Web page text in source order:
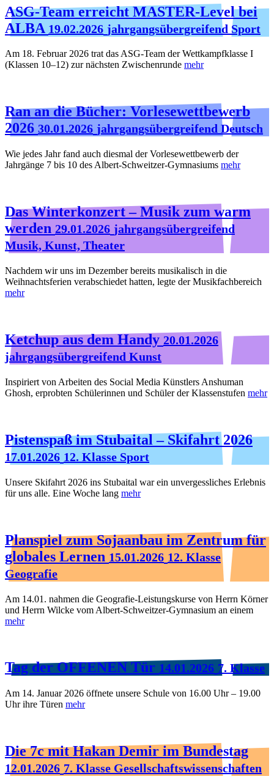
ASG-Team erreicht MASTER-Level bei
ALBA 19.02.2026 jahrgangsübergreifend Sport
Am 18. Februar 2026 trat das ASG-Team der Wettkampfklasse I
(Klassen 10–12) zur nächsten Zwischenrunde mehr
Ran an die Bücher: Vorlesewettbewerb
2026 30.01.2026 jahrgangsübergreifend Deutsch
Wie jedes Jahr fand auch diesmal der Vorlesewettbewerb der
Jahrgänge 7 bis 10 des Albert-Schweitzer-Gymnasiums mehr
Das Winterkonzert – Musik zum warm
werden 29.01.2026 jahrgangsübergreifend
Musik, Kunst, Theater
Nachdem wir uns im Dezember bereits musikalisch in die
Weihnachtsferien verabschiedet hatten, legte der Musikfachbereich
mehr
Ketchup aus dem Handy 20.01.2026
jahrgangsübergreifend Kunst
Inspiriert von Arbeiten des Social Media Künstlers Anshuman
Ghosh, erprobten Schülerinnen und Schüler der Klassenstufen mehr
Pistenspaß im Stubaital – Skifahrt 2026
17.01.2026 12. Klasse Sport
Unsere Skifahrt 2026 ins Stubaital war ein unvergessliches Erlebnis
für uns alle. Eine Woche lang mehr
Planspiel zum Sojaanbau im Zentrum für
globales Lernen 15.01.2026 12. Klasse
Geografie
Am 14.01. nahmen die Geografie-Leistungskurse von Herrn Körner
und Herrn Wilcke vom Albert-Schweitzer-Gymnasium an einem
mehr
Tag der OFFENEN Tür 14.01.2026 7. Klasse
Am 14. Januar 2026 öffnete unsere Schule von 16.00 Uhr – 19.00
Uhr ihre Türen mehr
Die 7c mit Hakan Demir im Bundestag
12.01.2026 7. Klasse Gesellschaftswissenschaften